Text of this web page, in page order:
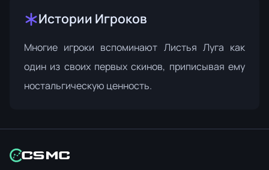
Истории Игроков
Многие игроки вспоминают Листья Луга как
один из своих первых скинов, приписывая ему
ностальгическую ценность.